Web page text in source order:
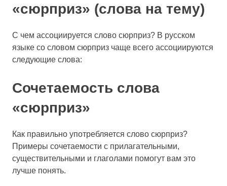
«сюрприз» (слова на тему)
С чем ассоциируется слово сюрприз? В русском
языке со словом сюрприз чаще всего ассоциируются
следующие слова:
Сочетаемость слова
«сюрприз»
Как правильно употребляется слово сюрприз?
Примеры сочетаемости с прилагательными,
существительными и глаголами помогут вам это
лучше понять.